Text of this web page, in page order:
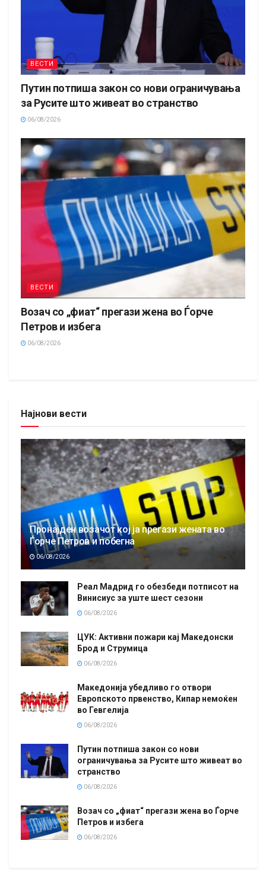
ВЕСТИ
Путин потпиша закон со нови ограничувања
за Русите што живеат во странство
06/08/2026
ВЕСТИ
Возач со „фиат“ прегази жена во Ѓорче
Петров и избега
06/08/2026
Најнови вести
Пронајден возачот кој ја прегази жената во
Ѓорче Петров и побегна
06/08/2026
Реал Мадрид го обезбеди потписот на
Винисиус за уште шест сезони
06/08/2026
ЦУК: Активни пожари кај Македонски
Брод и Струмица
06/08/2026
Македонија убедливо го отвори
Европското првенство, Кипар немоќен
во Гевгелија
06/08/2026
Путин потпиша закон со нови
ограничувања за Русите што живеат во
странство
06/08/2026
Возач со „фиат“ прегази жена во Ѓорче
Петров и избега
06/08/2026